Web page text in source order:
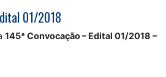
01/2018
145ª Convocação – Edital 01/2018 –